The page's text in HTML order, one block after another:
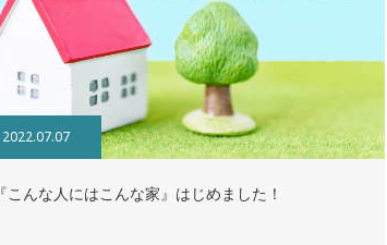
2022.07.07
『こんな人にはこんな家』はじめました！